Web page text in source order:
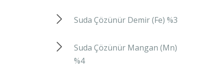
Suda Çözünür Demir (Fe) %3
Suda Çözünür Mangan (Mn)
%4